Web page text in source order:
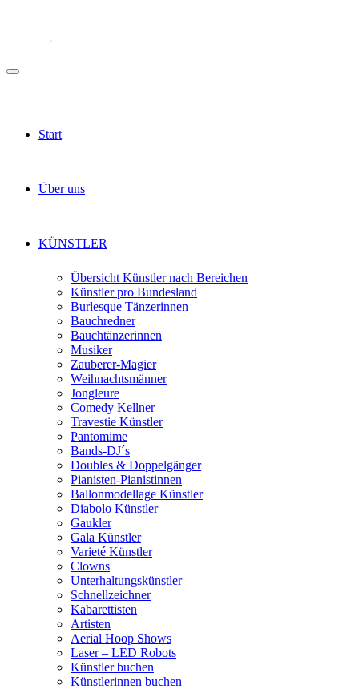
Start
Über uns
KÜNSTLER
Übersicht Künstler nach Bereichen
Künstler pro Bundesland
Burlesque Tänzerinnen
Bauchredner
Bauchtänzerinnen
Musiker
Zauberer-Magier
Weihnachtsmänner
Jongleure
Comedy Kellner
Travestie Künstler
Pantomime
Bands-DJ´s
Doubles & Doppelgänger
Pianisten-Pianistinnen
Ballonmodellage Künstler
Diabolo Künstler
Gaukler
Gala Künstler
Varieté Künstler
Clowns
Unterhaltungskünstler
Schnellzeichner
Kabarettisten
Artisten
Aerial Hoop Shows
Laser – LED Robots
Künstler buchen
Künstlerinnen buchen